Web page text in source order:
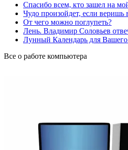
Спасибо всем, кто зашел на
Чудо произойдет, если веришь
От чего можно поглупеть?
Лень. Владимир Соловьев
Лунный Календарь для Вашего
Все о работе компьютера